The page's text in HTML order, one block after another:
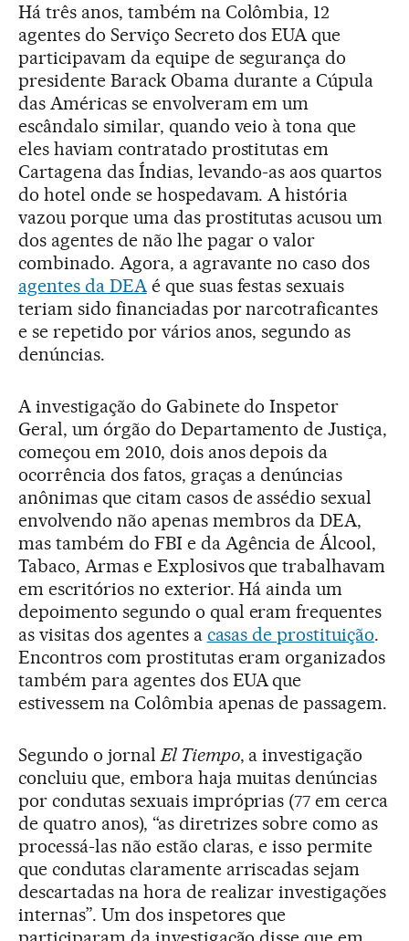
Há três anos, também na Colômbia, 12
agentes do Serviço Secreto dos EUA que
participavam da equipe de segurança do
presidente Barack Obama durante a Cúpula
das Américas se envolveram em um
escândalo similar, quando veio à tona que
eles haviam contratado prostitutas em
Cartagena das Índias, levando-as aos quartos
do hotel onde se hospedavam. A história
vazou porque uma das prostitutas acusou um
dos agentes de não lhe pagar o valor
combinado. Agora, a agravante no caso dos
agentes da DEAé que suas festas sexuais
teriam sido financiadas por narcotraficantes
e se repetido por vários anos, segundo as
denúncias.
A investigação do Gabinete do Inspetor
Geral, um órgão do Departamento de Justiça,
começou em 2010, dois anos depois da
ocorrência dos fatos, graças a denúncias
anônimas que citam casos de assédio sexual
envolvendo não apenas membros da DEA,
mas também do FBI e da Agência de Álcool,
Tabaco, Armas e Explosivos que trabalhavam
em escritórios no exterior. Há ainda um
depoimento segundo o qual eram frequentes
as visitas dos agentes a casas de prostituição.
Encontros com prostitutas eram organizados
também para agentes dos EUA que
estivessem na Colômbia apenas de passagem.
Segundo o jornalEl Tiempo, a investigação
concluiu que, embora haja muitas denúncias
por condutas sexuais impróprias (77 em cerca
de quatro anos), “as diretrizes sobre como as
processá-las não estão claras, e isso permite
que condutas claramente arriscadas sejam
descartadas na hora de realizar investigações
internas”. Um dos inspetores que